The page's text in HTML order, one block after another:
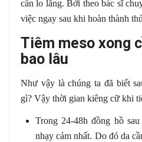
cần lo lắng. Bởi theo bác sĩ
việc ngay sau khi hoàn thành
Tiêm meso xong
bao lâu
Như vậy là chúng ta đã biết
gì? Vậy thời gian kiêng cữ khi
Trong 24-48h đồng hồ
nhạy cảm nhất. Do đó da